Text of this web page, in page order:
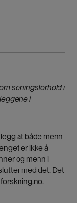
soningsforhold i
i
at både menn
er ikke å
og menn i
med det. Det
.